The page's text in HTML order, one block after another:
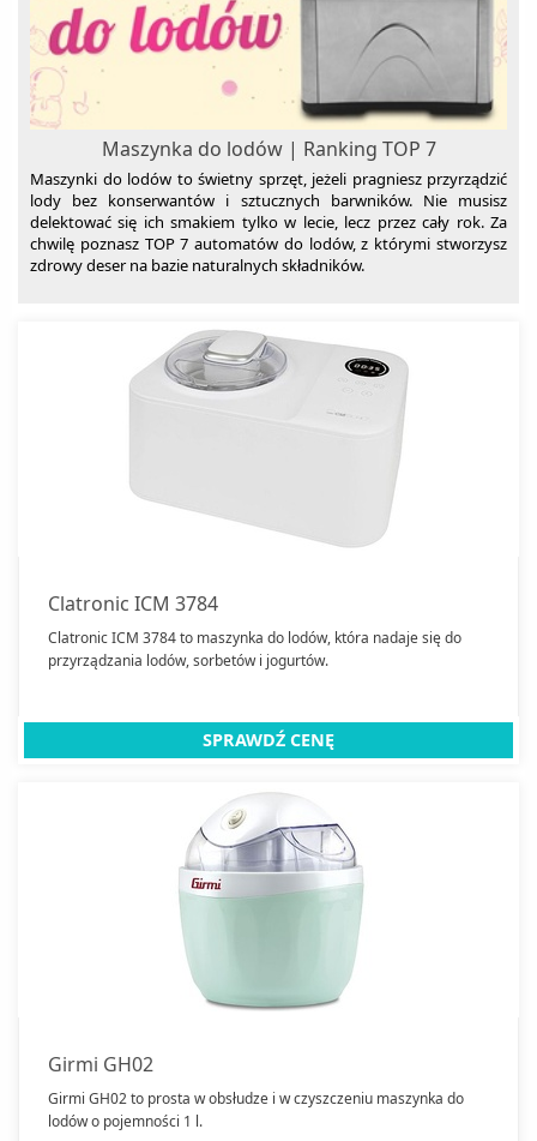
Maszynka do lodów | Ranking TOP 7
Maszynki do lodów to świetny sprzęt, jeżeli pragniesz przyrządzić
lody bez konserwantów i sztucznych barwników. Nie musisz
delektować się ich smakiem tylko w lecie, lecz przez cały rok. Za
chwilę poznasz TOP 7 automatów do lodów, z którymi stworzysz
zdrowy deser na bazie naturalnych składników.
Clatronic ICM 3784
Clatronic ICM 3784 to maszynka do lodów, która nadaje się do
przyrządzania lodów, sorbetów i jogurtów.
SPRAWDŹ CENĘ
Girmi GH02
Girmi GH02 to prosta w obsłudze i w czyszczeniu maszynka do
lodów o pojemności 1 l.